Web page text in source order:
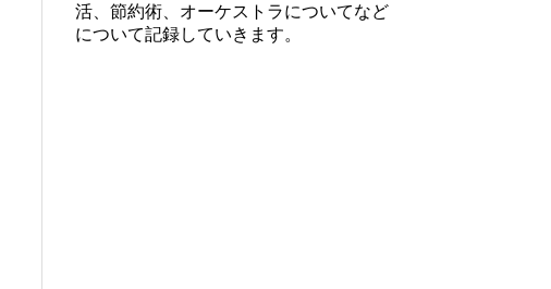
活、節約術、オーケストラについてなど
について記録していきます。